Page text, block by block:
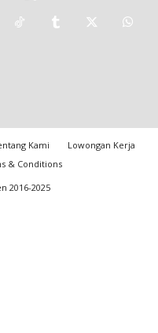
Kami
Lowongan Kerja
& Conditions
2016-2025